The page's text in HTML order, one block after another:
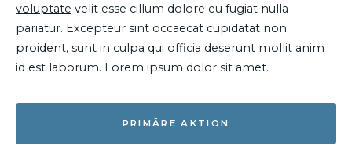
voluptate velit esse cillum dolore eu fugiat nulla
pariatur. Excepteur sint occaecat cupidatat non
proident, sunt in culpa qui officia deserunt mollit anim
id est laborum. Lorem ipsum dolor sit amet.
PRIMÄRE AKTION